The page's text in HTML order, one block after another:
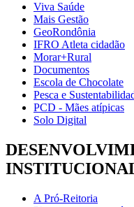
Viva Saúde
Mais Gestão
GeoRondônia
IFRO Atleta cidadão
Morar+Rural
Documentos
Escola de Chocolate
Pesca e
PCD - Mães atípicas
Solo Digital
A Pró-Reitoria